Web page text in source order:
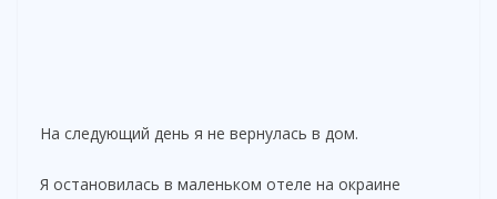
На следующий день я не вернулась в дом.
Я остановилась в маленьком отеле на окраине